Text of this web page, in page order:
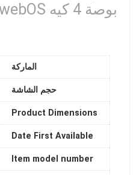
بوصة 4 كيه webOS
الماركة
حجم الشاشة
Product Dimensions
Date First Available
Item model number